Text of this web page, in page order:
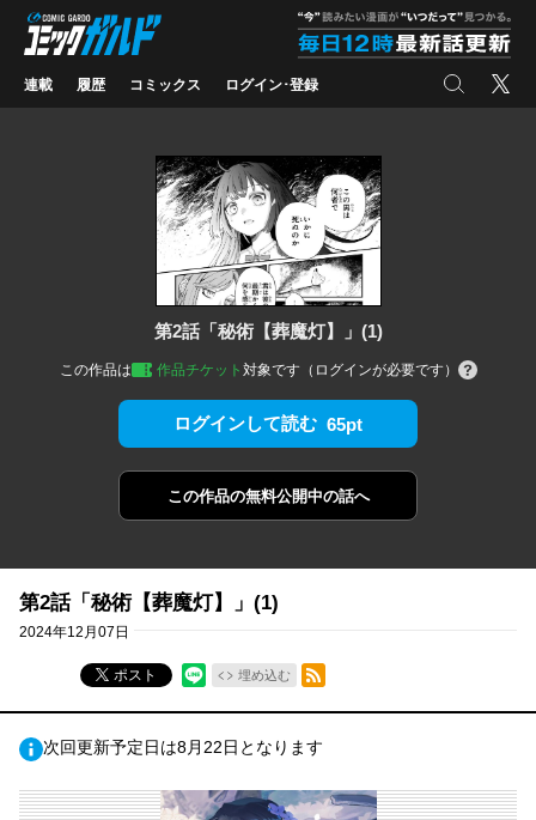
コミックガルド
連載 履歴 コミックス ログイン･登録 検索 X
第2話「秘術【葬魔灯】」(1)
この作品は 作品チケット 対象です（ログインが必要です）
ログインして読む 65pt
この作品の無料公開中の話へ
第2話「秘術【葬魔灯】」(1)
2024年12月07日
ポスト 埋め込む
RSSフィード
次回更新予定日は8月22日となります